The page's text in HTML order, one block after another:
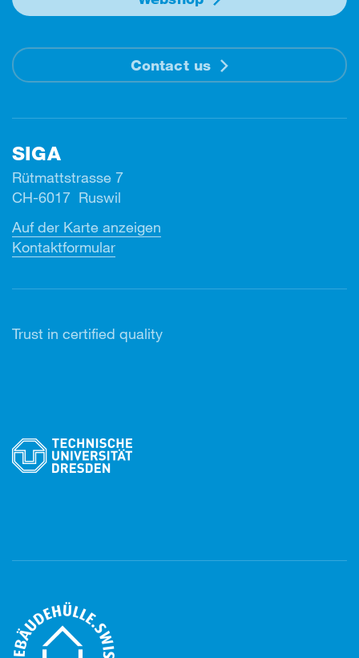
Contact us
SIGA
Rütmattstrasse 7
CH-6017 Ruswil
Auf der Karte anzeigen
Kontaktformular
Trust in certified quality